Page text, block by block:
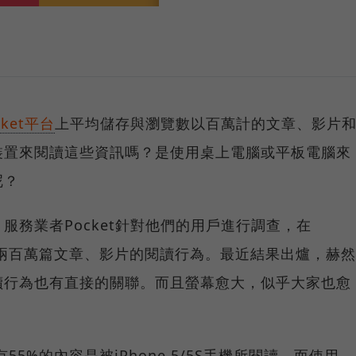
平台上平均儲存與瀏覽數以百萬計的文章、影片和
來閱讀這些資訊嗎？是使用桌上電腦或平板電腦來
務業者Pocket針對他們的用戶進行調查，在
萬篇文章、影片的閱讀行為。最近結果出爐，赫然
為也有直接的關聯。而且螢幕愈大，似乎大家也愈